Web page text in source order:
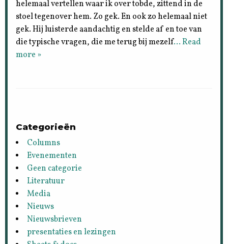
helemaal vertellen waar ik over tobde, zittend in de
stoel tegenover hem. Zo gek. En ook zo helemaal niet
gek. Hij luisterde aandachtig en stelde af en toe van
die typische vragen, die me terug bij mezelf… Read
more »
Categorieën
Columns
Evenementen
Geen categorie
Literatuur
Media
Nieuws
Nieuwsbrieven
presentaties en lezingen